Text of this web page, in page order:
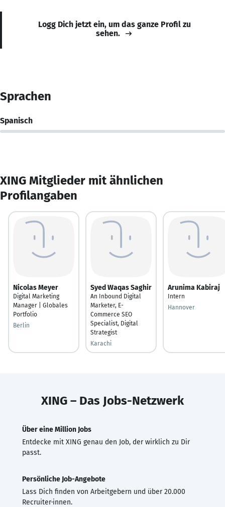
Logg Dich jetzt ein, um das ganze Profil zu
sehen.
Sprachen
Spanisch
XING Mitglieder mit ähnlichen
Profilangaben
Nicolas Meyer
Digital Marketing
Manager | Globales
Portfolio
Berlin
Syed Waqas Saghir
An Inbound Digital
Marketer, E-
Commerce SEO
Specialist, Digital
Strategist
Karachi
Arunima Kabiraj
Intern
Hannover
XING – Das Jobs-Netzwerk
Über eine Million Jobs
Entdecke mit XING genau den Job, der wirklich zu Dir
passt.
Persönliche Job-Angebote
Lass Dich finden von Arbeitgebern und über 20.000
Recruiter·innen.